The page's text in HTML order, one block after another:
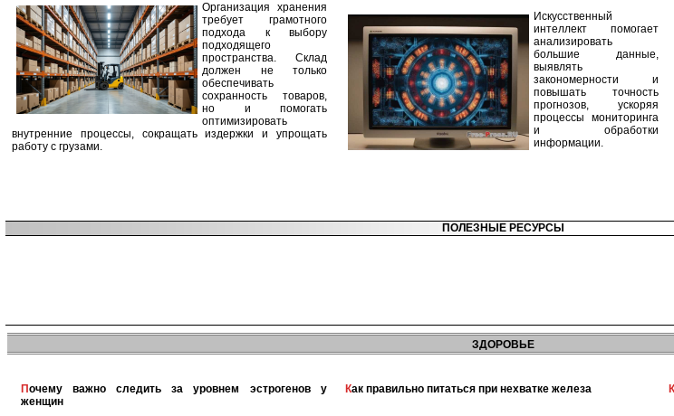
Организация хранения
требует грамотного
подхода к выбору
подходящего
пространства. Склад
должен не только
обеспечивать
сохранность товаров,
но и помогать
оптимизировать
внутренние процессы, сокращать издержки и упрощать
работу с грузами.
Искусственный
интеллект помогает
анализировать
большие данные,
выявлять
закономерности и
повышать точность
прогнозов, ускоряя
процессы мониторинга
и обработки
информации.
ПОЛЕЗНЫЕ РЕСУРСЫ
ЗДОРОВЬЕ
Почему важно следить за уровнем эстрогенов у
женщин
Как правильно питаться при нехватке железа